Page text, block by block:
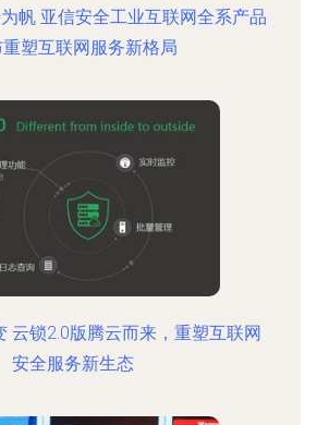
帆 亚信安全工业互联网全系产品
塑互联网服务新格局
云锁2.0版腾云而来，重塑互联网
安全服务新生态